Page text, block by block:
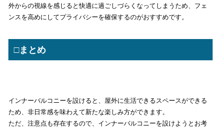
外からの視線を感じると快適に過ごしづらくなってしまうため、フェ
ンスを高めにしてプライバシーを確保するのがおすすめです。
□まとめ
インナーバルコニーを設けると、屋外に生活できるスペースができる
ため、非日常感を味わえて新たな楽しみ方ができます。
ただ、注意点も存在するので、インナーバルコニーを設けようとお考